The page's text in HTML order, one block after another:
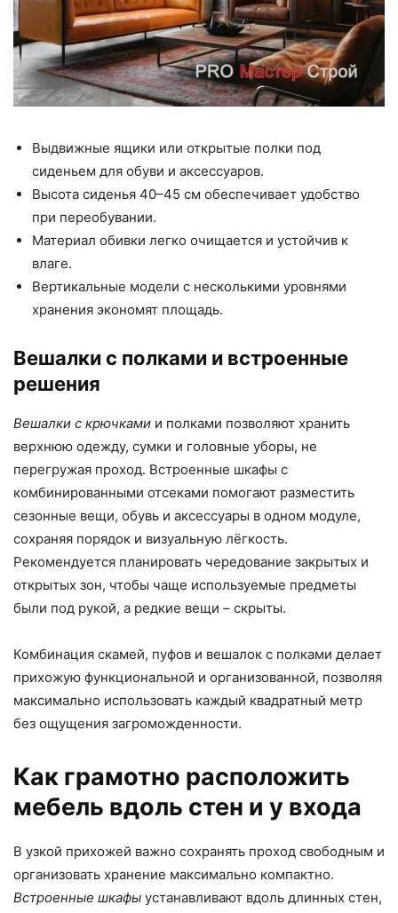
Выдвижные ящики или открытые полки под
сиденьем для обуви и аксессуаров.
Высота сиденья 40–45 см обеспечивает удобство
при переобувании.
Материал обивки легко очищается и устойчив к
влаге.
Вертикальные модели с несколькими уровнями
хранения экономят площадь.
Вешалки с полками и встроенные
решения
Вешалки с крючками и полками позволяют хранить
верхнюю одежду, сумки и головные уборы, не
перегружая проход. Встроенные шкафы с
комбинированными отсеками помогают разместить
сезонные вещи, обувь и аксессуары в одном модуле,
сохраняя порядок и визуальную лёгкость.
Рекомендуется планировать чередование закрытых и
открытых зон, чтобы чаще используемые предметы
были под рукой, а редкие вещи – скрыты.
Комбинация скамей, пуфов и вешалок с полками делает
прихожую функциональной и организованной, позволяя
максимально использовать каждый квадратный метр
без ощущения загроможденности.
Как грамотно расположить
мебель вдоль стен и у входа
В узкой прихожей важно сохранять проход свободным и
организовать хранение максимально компактно.
Встроенные шкафы устанавливают вдоль длинных стен,